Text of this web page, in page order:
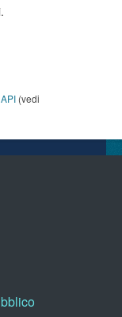
API (vedi